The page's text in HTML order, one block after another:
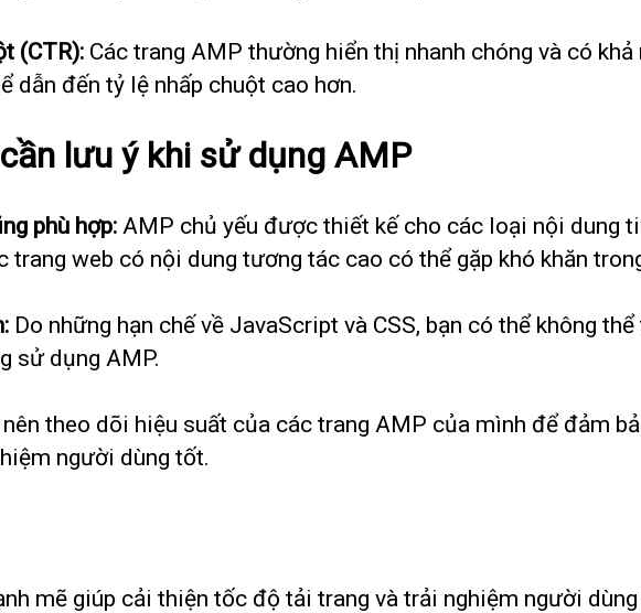
(CTR): Các trang AMP thường hiển thị nhanh chóng và có
dẫn đến tỷ lệ nhấp chuột cao hơn.
lưu ý khi sử dụng AMP
phù hợp: AMP chủ yếu được thiết kế cho các loại nội dung
web có nội dung tương tác cao có thể gặp khó khăn
Do những hạn chế về JavaScript và CSS, bạn có thể không
sử dụng AMP.
nên theo dõi hiệu suất của các trang AMP của mình để đảm
người dùng tốt.
mẽ giúp cải thiện tốc độ tải trang và trải nghiệm người